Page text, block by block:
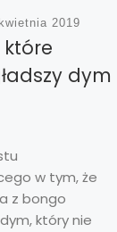
2019
dym
w tym, że
z bongo
który nie